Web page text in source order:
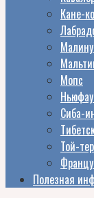
Кане-
Мопс
Сиба-
Той-
Полезная